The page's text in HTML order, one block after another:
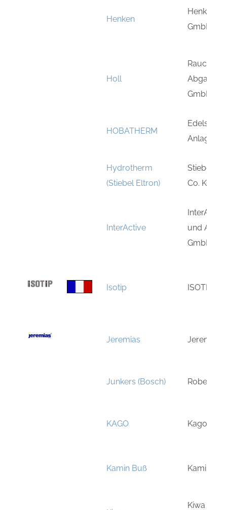
Henken
Henken
GmbH
Holl
Rauch-
GmbH
HOBATHERM
Hydrotherm
(Stiebel Eltron)
Stiebel
Co. KG
InterActive
und
GmbH
Isotip ISOTIP
Jeremias Jeremias
Junkers (Bosch) Robert
KAGO Kago
Kamin Buß Kamin
Kiwa